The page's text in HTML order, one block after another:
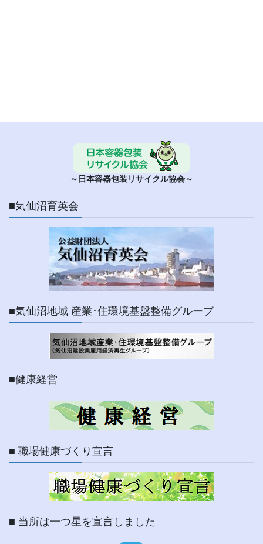
～日本容器包装リサイクル協会～
■気仙沼育英会
■気仙沼地域 産業･住環境基盤整備グループ
■健康経営
■ 職場健康づくり宣言
■ 当所は一つ星を宣言しました